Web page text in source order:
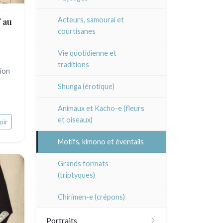
Paysages XIXe
XX°
Divers
XIX°
XVII - XVIII°
XX°
XVII - XVIII°
XIX°
Jean-Baptiste Cautain
Baptiste Fompeyrine
Pascale Hémery
Atsuko Ishii
Anna Jeretic
Laurent Letourmy
Acteurs, samourai et
courtisanes
Vie quotidienne et
traditions
Shunga (érotique)
Animaux et Kacho-e (fleurs
et oiseaux)
Motifs, kimono et éventails
Grands formats
(triptyques)
Chirimen-e (crépons)
Portraits